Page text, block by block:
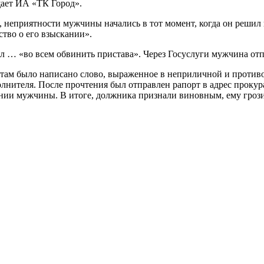
ИА «ТК Город».
мужчины начались в тот момент, когда он решил
о его взыскании».
«во всем обвинить пристава». Через Госуслуги мужчина
было написано слово, выраженное в неприличной и
После прочтения был отправлен рапорт в адрес
мужчины. В итоге, должника признали виновным, ему